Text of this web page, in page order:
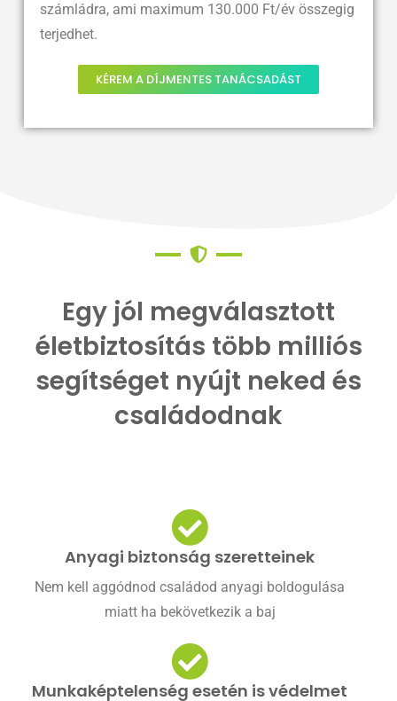
számládra, ami maximum 130.000 Ft/év összegig
terjedhet.
KÉREM A DÍJMENTES TANÁCSADÁST
Egy jól megválasztott
életbiztosítás több milliós
segítséget nyújt neked és
családodnak
Anyagi biztonság szeretteinek
Nem kell aggódnod családod anyagi boldogulása
miatt ha bekövetkezik a baj
Munkaképtelenség esetén is védelmet